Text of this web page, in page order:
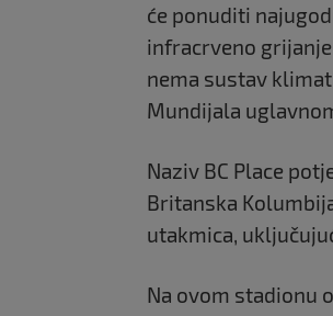
će ponuditi
infracrveno
nema sustav
Mundijala
Naziv BC Place
Britanska
utakmica,
Na ovom stadionu